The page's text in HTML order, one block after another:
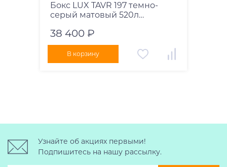
Бокс LUX TAVR 197 темно-
серый матовый 520л
38 400 ₽
В корзину
Узнайте об акциях первыми!
Подпишитесь на нашу рассылку.